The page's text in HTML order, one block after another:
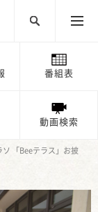
番組表
動画検索
「Beeテラス」お披